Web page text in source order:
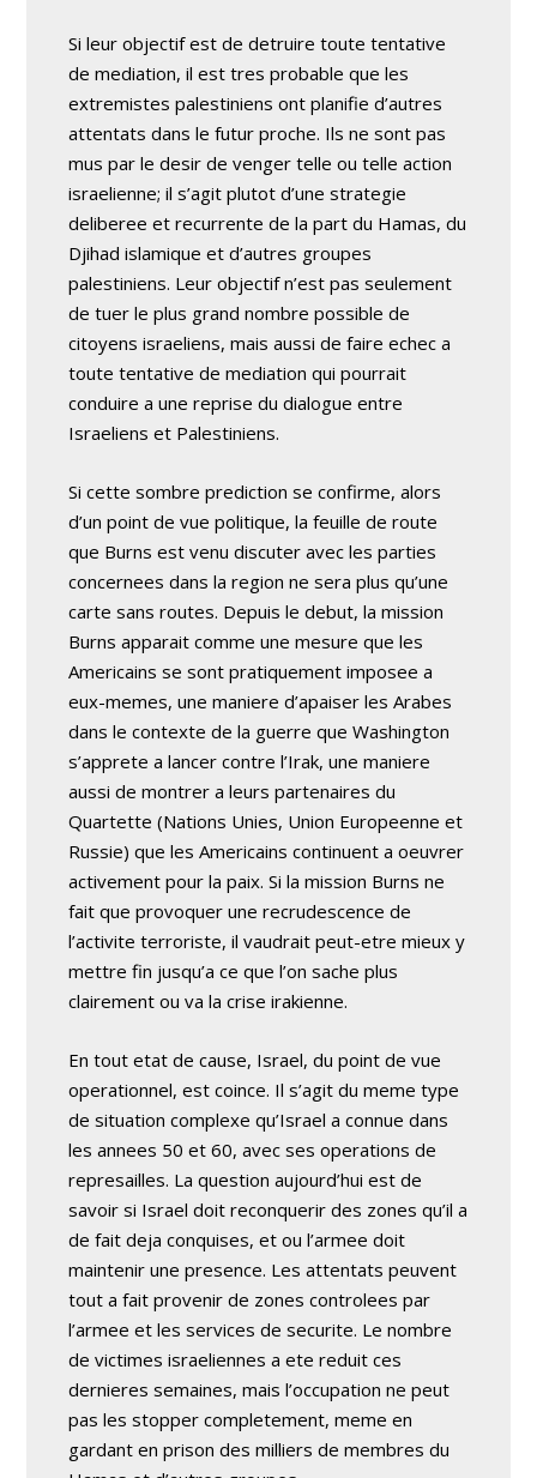
Si leur objectif est de detruire toute tentative
de mediation, il est tres probable que les
extremistes palestiniens ont planifie d’autres
attentats dans le futur proche. Ils ne sont pas
mus par le desir de venger telle ou telle action
israelienne; il s’agit plutot d’une strategie
deliberee et recurrente de la part du Hamas, du
Djihad islamique et d’autres groupes
palestiniens. Leur objectif n’est pas seulement
de tuer le plus grand nombre possible de
citoyens israeliens, mais aussi de faire echec a
toute tentative de mediation qui pourrait
conduire a une reprise du dialogue entre
Israeliens et Palestiniens.
Si cette sombre prediction se confirme, alors
d’un point de vue politique, la feuille de route
que Burns est venu discuter avec les parties
concernees dans la region ne sera plus qu’une
carte sans routes. Depuis le debut, la mission
Burns apparait comme une mesure que les
Americains se sont pratiquement imposee a
eux-memes, une maniere d’apaiser les Arabes
dans le contexte de la guerre que Washington
s’apprete a lancer contre l’Irak, une maniere
aussi de montrer a leurs partenaires du
Quartette (Nations Unies, Union Europeenne et
Russie) que les Americains continuent a oeuvrer
activement pour la paix. Si la mission Burns ne
fait que provoquer une recrudescence de
l’activite terroriste, il vaudrait peut-etre mieux y
mettre fin jusqu’a ce que l’on sache plus
clairement ou va la crise irakienne.
En tout etat de cause, Israel, du point de vue
operationnel, est coince. Il s’agit du meme type
de situation complexe qu’Israel a connue dans
les annees 50 et 60, avec ses operations de
represailles. La question aujourd’hui est de
savoir si Israel doit reconquerir des zones qu’il a
de fait deja conquises, et ou l’armee doit
maintenir une presence. Les attentats peuvent
tout a fait provenir de zones controlees par
l’armee et les services de securite. Le nombre
de victimes israeliennes a ete reduit ces
dernieres semaines, mais l’occupation ne peut
pas les stopper completement, meme en
gardant en prison des milliers de membres du